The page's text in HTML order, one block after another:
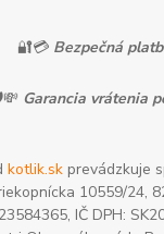
🔐💳 Bezpečná
Garancia vrátenia
kotlik.skprevádzkuje
10559/24,
IČ DPH: